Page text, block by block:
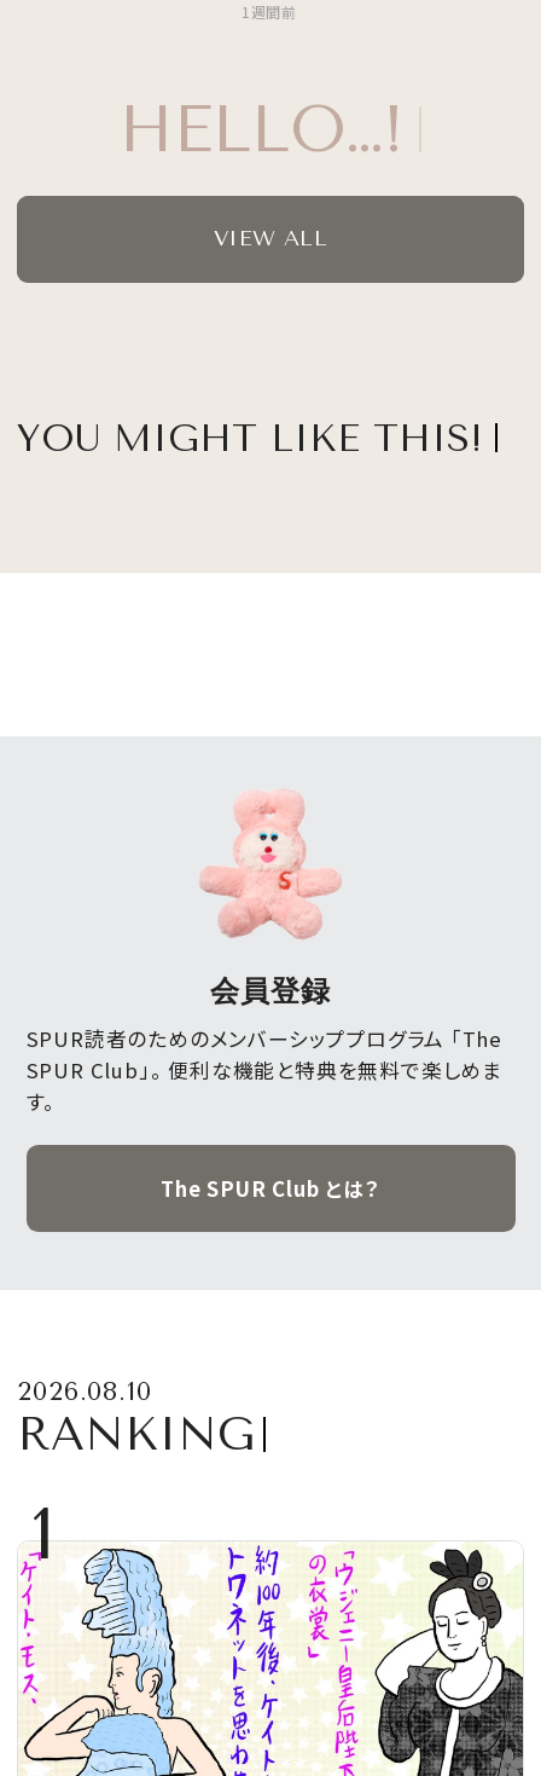
HELLO…!
1週間前
VIEW ALL
YOU MIGHT LIKE THIS!
会員登録
SPUR読者のためのメンバーシッププログラム 「The
SPUR Club」。 便利な機能と特典を無料で楽しめま
す。
The SPUR Club とは？
2026.08.10
RANKING
1